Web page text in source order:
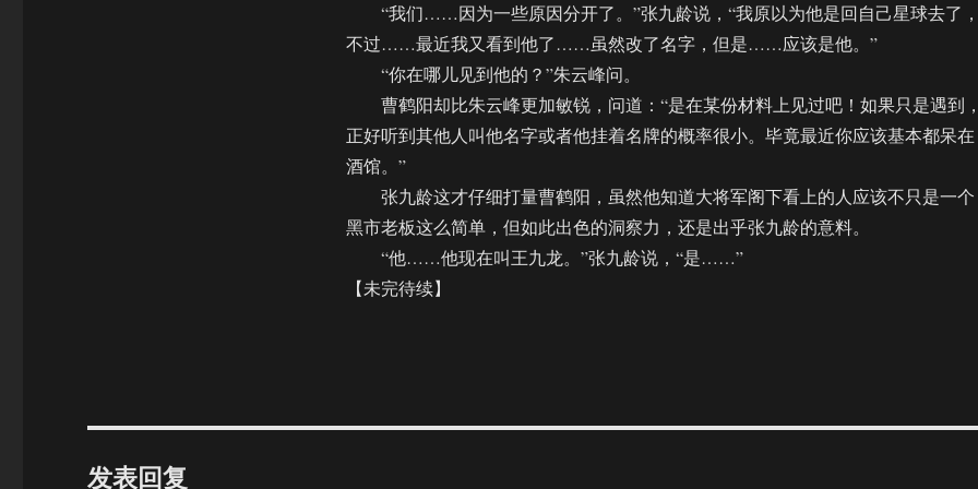
“我们……因为一些原因分开了。”张九龄说，“我原以为他是回自己星球去了
不过……最近我又看到他了……虽然改了名字，但是……应该是他。”
“你在哪儿见到他的？”朱云峰问。
曹鹤阳却比朱云峰更加敏锐，问道：“是在某份材料上见过吧！如果只是遇到
正好听到其他人叫他名字或者他挂着名牌的概率很小。毕竟最近你应该基本都呆在
酒馆。”
张九龄这才仔细打量曹鹤阳，虽然他知道大将军阁下看上的人应该不只是一个
黑市老板这么简单，但如此出色的洞察力，还是出乎张九龄的意料。
“他……他现在叫王九龙。”张九龄说，“是……”
【未完待续】
发表回复